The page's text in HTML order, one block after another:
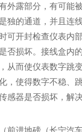
外露部分，有可能
独的通道，并且连
可开封检查仪表内
否损坏。接线盒内
从而使仪表数字跳
，使得数字不稳、
感器是否损坏，解